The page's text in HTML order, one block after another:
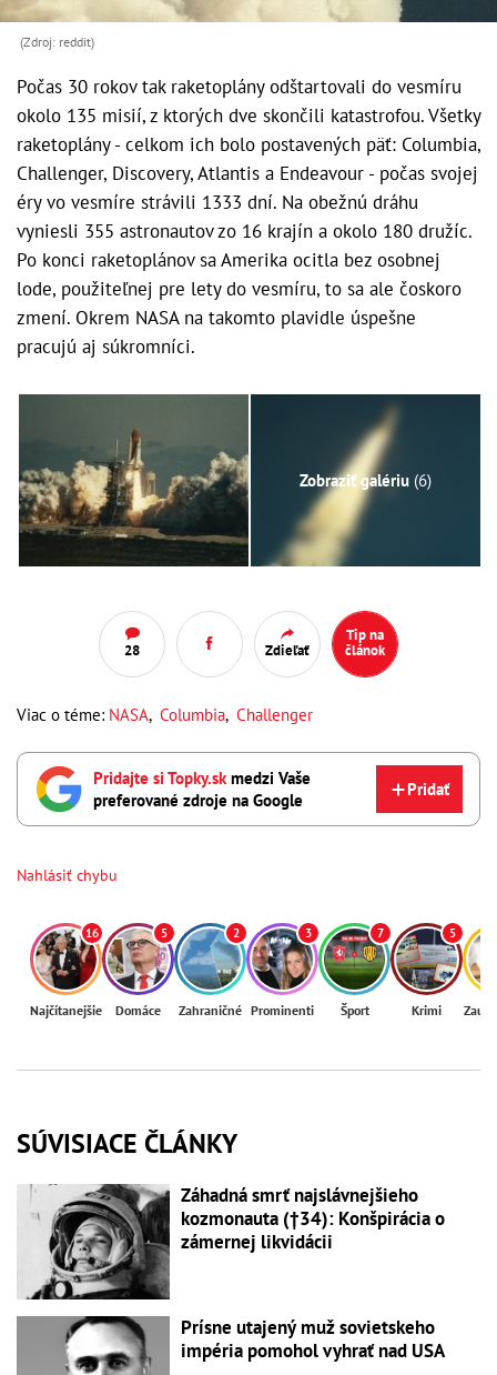
(Zdroj: reddit)
Počas 30 rokov tak raketoplány odštartovali do vesmíru
okolo 135 misií, z ktorých dve skončili katastrofou. Všetky
raketoplány - celkom ich bolo postavených päť: Columbia,
Challenger, Discovery, Atlantis a Endeavour - počas svojej
éry vo vesmíre strávili 1333 dní. Na obežnú dráhu
vyniesli 355 astronautov zo 16 krajín a okolo 180 družíc.
Po konci raketoplánov sa Amerika ocitla bez osobnej
lode, použiteľnej pre lety do vesmíru, to sa ale čoskoro
zmení. Okrem NASA na takomto plavidle úspešne
pracujú aj súkromníci.
Zobraziť galériu (6)
28 Zdieľať
Tip na
článok
Viac o téme: NASA, Columbia, Challenger
Pridajte si Topky.skmedzi Vaše
preferované zdroje na Google
Pridať
Nahlásiť chybu
16
Najčítanejšie
5
Domáce
2
Zahraničné
3
Prominenti
7
Šport
5
Krimi
SÚVISIACE ČLÁNKY
Záhadná smrť najslávnejšieho
kozmonauta (†34): Konšpirácia o
zámernej likvidácii
Prísne utajený muž sovietskeho
impéria pomohol vyhrať nad USA